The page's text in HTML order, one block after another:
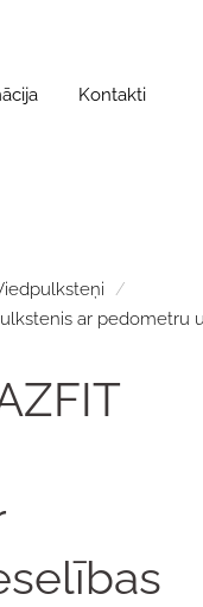
Kontakti
ar pedometru